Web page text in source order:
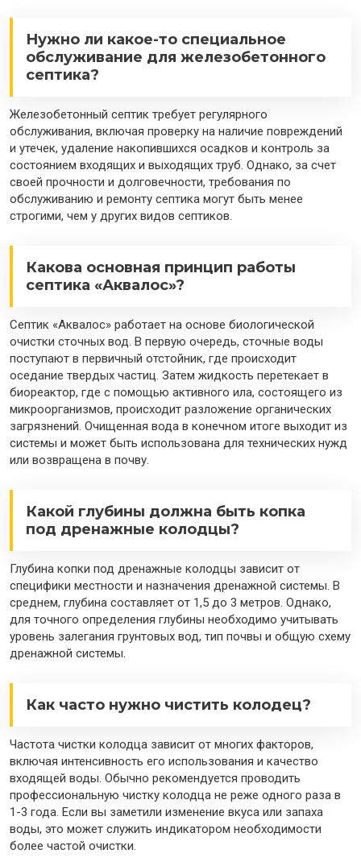
Нужно ли какое-то специальное
обслуживание для железобетонного
септика?
Железобетонный септик требует регулярного
обслуживания, включая проверку на наличие повреждений
и утечек, удаление накопившихся осадков и контроль за
состоянием входящих и выходящих труб. Однако, за счет
своей прочности и долговечности, требования по
обслуживанию и ремонту септика могут быть менее
строгими, чем у других видов септиков.
Какова основная принцип работы
септика «Аквалос»?
Септик «Аквалос» работает на основе биологической
очистки сточных вод. В первую очередь, сточные воды
поступают в первичный отстойник, где происходит
оседание твердых частиц. Затем жидкость перетекает в
биореактор, где с помощью активного ила, состоящего из
микроорганизмов, происходит разложение органических
загрязнений. Очищенная вода в конечном итоге выходит из
системы и может быть использована для технических нужд
или возвращена в почву.
Какой глубины должна быть копка
под дренажные колодцы?
Глубина копки под дренажные колодцы зависит от
специфики местности и назначения дренажной системы. В
среднем, глубина составляет от 1,5 до 3 метров. Однако,
для точного определения глубины необходимо учитывать
уровень залегания грунтовых вод, тип почвы и общую схему
дренажной системы.
Как часто нужно чистить колодец?
Частота чистки колодца зависит от многих факторов,
включая интенсивность его использования и качество
входящей воды. Обычно рекомендуется проводить
профессиональную чистку колодца не реже одного раза в
1-3 года. Если вы заметили изменение вкуса или запаха
воды, это может служить индикатором необходимости
более частой очистки.